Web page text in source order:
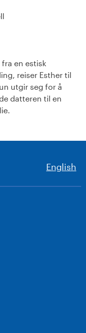
en estisk
reiser Esther til
utgir seg for å
datteren til en
English